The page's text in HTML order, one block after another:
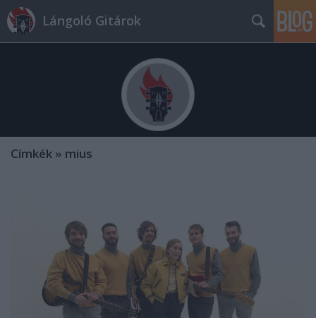
Lángoló Gitárok
Címkék » mius